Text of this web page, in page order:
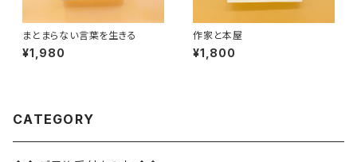
まとまらない言葉を生きる
¥1,980
作家と本屋
¥1,800
CATEGORY